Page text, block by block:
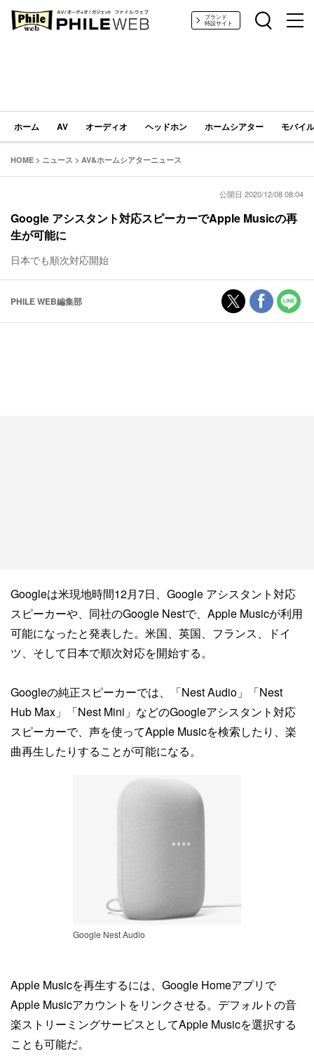
PHILE WEB｜AV/オーディオ/ガジェットブランド
特設サイト
ホーム AV オーディオ ヘッドホン ホームシアター モバイ
HOME > ニュース > AV&ホームシアターニュース
公開日 2020/12/08 08:04
Google アシスタント対応スピーカーでApple Musicの再
生が可能に
日本でも順次対応開始
PHILE WEB編集部
Googleは米現地時間12月7日、Google アシスタント対応
スピーカーや、同社のGoogle Nestで、Apple Musicが利用
可能になったと発表した。米国、英国、フランス、ドイ
ツ、そして日本で順次対応を開始する。
Googleの純正スピーカーでは、「Nest Audio」「Nest
Hub Max」「Nest Mini」などのGoogleアシスタント対応
スピーカーで、声を使ってApple Musicを検索したり、楽
曲再生したりすることが可能になる。
Google Nest Audio
Apple Musicを再生するには、Google Homeアプリで
Apple Musicアカウントをリンクさせる。デフォルトの音
楽ストリーミングサービスとしてApple Musicを選択する
ことも可能だ。